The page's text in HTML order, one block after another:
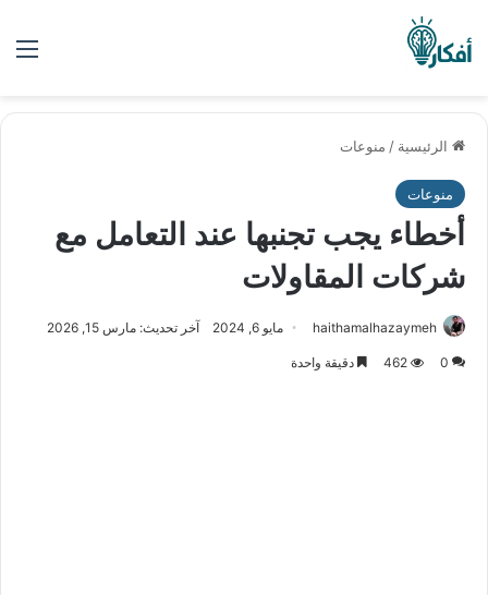
الرئيسية / منوعات
منوعات
أخطاء يجب تجنبها عند التعامل مع
شركات المقاولات
haithamalhazaymeh مايو 6, 2024 آخر تحديث: مارس 15, 2026
0
462 دقيقة واحدة